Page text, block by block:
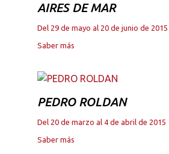
AIRES DE MAR
Del 29 de mayo al 20 de junio de 2015
Saber más
PEDRO ROLDAN
Del 20 de marzo al 4 de abril de 2015
Saber más